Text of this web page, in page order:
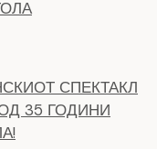
35 ГОДИНИ